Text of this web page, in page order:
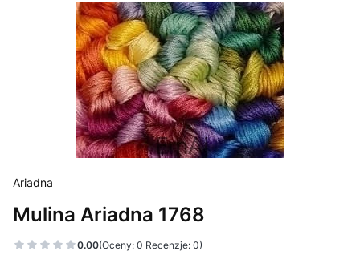
Ariadna
Mulina Ariadna 1768
0.00(Oceny: 0 Recenzje: 0)